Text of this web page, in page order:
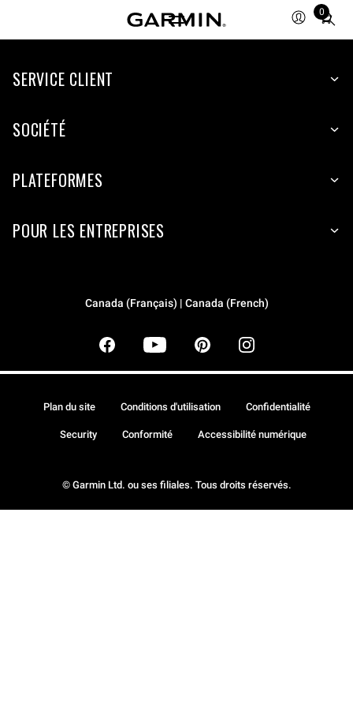
0
Total
items
cart:
SERVICE CLIENT
SOCIÉTÉ
PLATEFORMES
POUR LES ENTREPRISES
Canada (Français) | Canada (French)
© Garmin Ltd. ou ses filiales. Tous droits réservés.
Plan du site Conditions d'utilisation Confidentialité
Security Conformité Accessibilité numérique